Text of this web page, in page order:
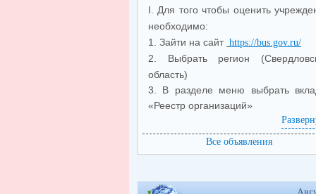
I. Для того чтобы оценить
необходимо:
1. Зайти на сайт https://bus.gov.ru/
2. Выбрать регион
область)
3. В разделе меню выбрать
«Реестр организаций»
4. В строке поиска
наименование организации(
СОШ № 5) и нажать на
5. Воткрывшемсяменю
Все объявления